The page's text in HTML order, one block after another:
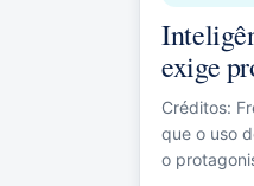
exige
Créditos:
que o uso
o